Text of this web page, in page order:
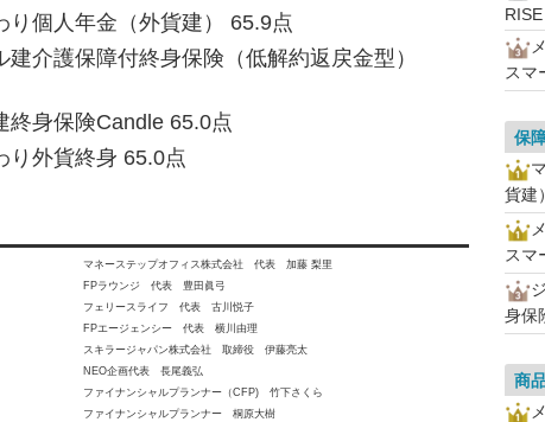
個人年金（外貨建） 65.9点
介護保障付終身保険（低解約返戻金型）
終身保険Candle 65.0点
り外貨終身 65.0点
マネーステップオフィス株式会社 代表 加藤 梨里
FPラウンジ 代表 豊田眞弓
フェリースライフ 代表 古川悦子
FPエージェンシー 代表 横川由理
スキラージャパン株式会社 取締役 伊藤亮太
NEO企画代表 長尾義弘
ファイナンシャルプランナー（CFP) 竹下さくら
ファイナンシャルプランナー 桐原大樹
RISE
スマ
保
貨建）
スマ
身保
商